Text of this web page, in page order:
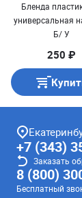
Бленда
универсальная
Б/ У
250 ₽
+7 (343)
Заказать
8 (800)
Бесплатный